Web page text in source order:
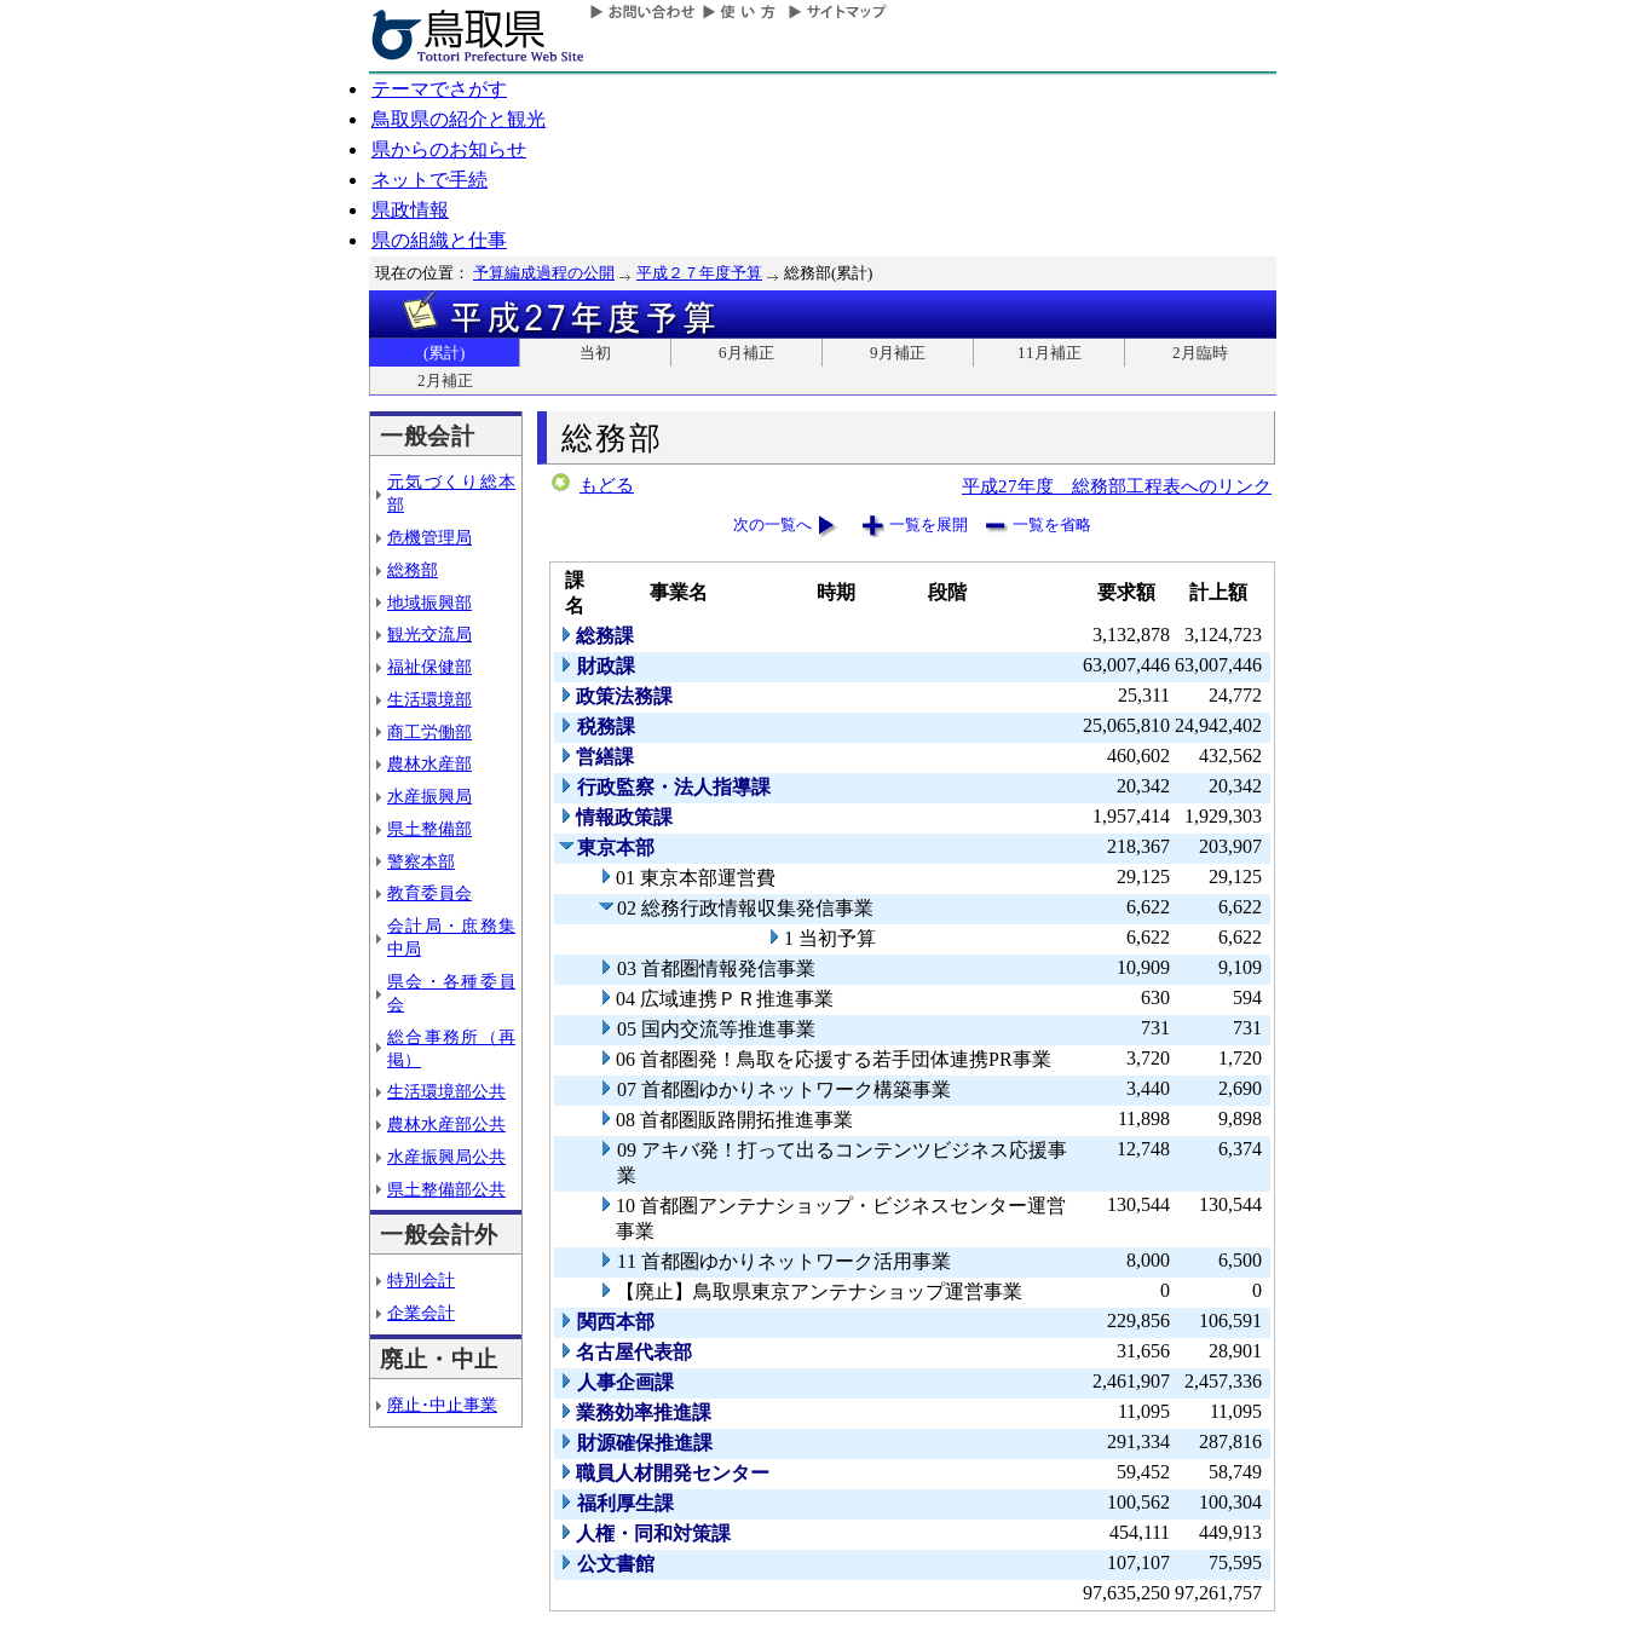
テーマでさがす
鳥取県の紹介と観光
県からのお知らせ
ネットで手続
県政情報
県の組織と仕事
現在の位置： 予算編成過程の公開 平成２７年度予算 総務部(累計)
(累計) 当初 6月補正 9月補正 11月補正
2月臨時
2月補正
一般会計
元気づくり総本
部
危機管理局
総務部
地域振興部
観光交流局
福祉保健部
生活環境部
商工労働部
農林水産部
水産振興局
県土整備部
警察本部
教育委員会
会計局・庶務集
中局
県会・各種委員
会
総合事務所（再
掲）
生活環境部公共
農林水産部公共
水産振興局公共
県土整備部公共
一般会計外
特別会計
企業会計
廃止・中止
廃止･中止事業
総務部
もどる 平成27年度 総務部工程表へのリンク
次の一覧へ 一覧を展開 一覧を省略
課
名
事業名 時期 段階 要求額 計上額
総務課 3,132,878
3,124,723
財政課
63,007,446 63,007,446
政策法務課
25,311
24,772
税務課
25,065,810 24,942,402
営繕課
460,602
432,562
行政監察・法人指導課
20,342
20,342
情報政策課
1,957,414
1,929,303
東京本部
218,367
203,907
01 東京本部運営費
29,125
29,125
02 総務行政情報収集発信事業
6,622
6,622
1 当初予算
6,622
6,622
03 首都圏情報発信事業
10,909
9,109
04 広域連携ＰＲ推進事業
630
594
05 国内交流等推進事業
731
731
06 首都圏発！鳥取を応援する若手団体連携PR事業
3,720
1,720
07 首都圏ゆかりネットワーク構築事業
3,440
2,690
08 首都圏販路開拓推進事業
11,898
9,898
09 アキバ発！打って出るコンテンツビジネス応援事
業
12,748 6,374
10 首都圏アンテナショップ・ビジネスセンター運営
事業
130,544 130,544
11 首都圏ゆかりネットワーク活用事業 8,000
6,500
【廃止】鳥取県東京アンテナショップ運営事業
0
0
関西本部
229,856
106,591
名古屋代表部
31,656
28,901
人事企画課
2,461,907
2,457,336
業務効率推進課
11,095
11,095
財源確保推進課
291,334
287,816
職員人材開発センター
59,452
58,749
福利厚生課
100,562
100,304
人権・同和対策課
454,111
449,913
公文書館
107,107
75,595
97,635,250 97,261,757